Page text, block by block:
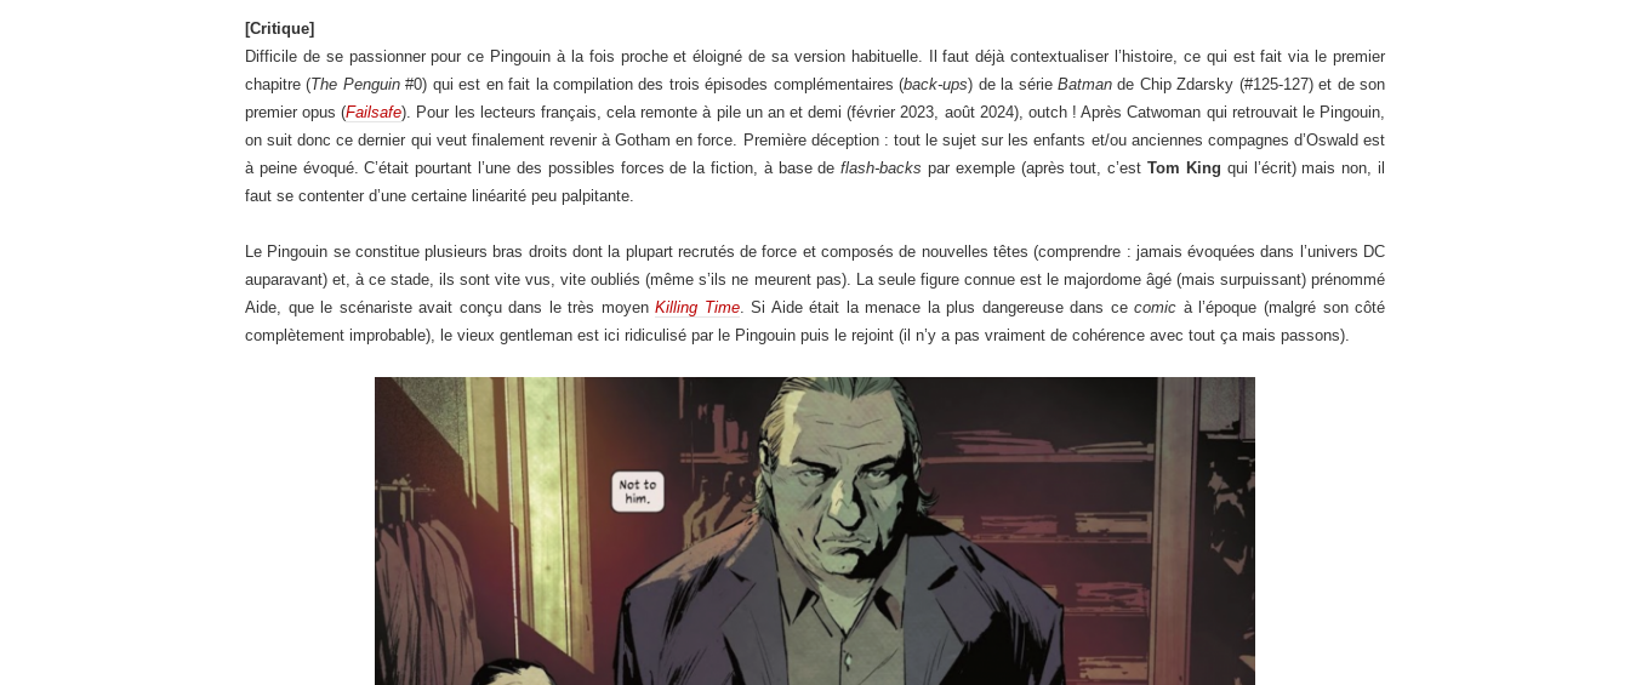
[Critique]
Difficile de se passionner pour ce Pingouin à la fois proche et éloigné de sa version habituelle. Il faut déjà contextualiser l’histoire, ce qui est fait via le premier
chapitre (The Penguin#0) qui est en fait la compilation des trois épisodes complémentaires (back-ups) de la série Batmande Chip Zdarsky (#125-127) et de son
premier opus (Failsafe). Pour les lecteurs français, cela remonte à pile un an et demi (février 2023, août 2024), outch ! Après Catwoman qui retrouvait le Pingouin,
on suit donc ce dernier qui veut finalement revenir à Gotham en force. Première déception : tout le sujet sur les enfants et/ou anciennes compagnes d’Oswald est
à peine évoqué. C’était pourtant l’une des possibles forces de la fiction, à base deflash-backs par exemple (après tout, c’estTom King qui l’écrit) mais non, il
faut se contenter d’une certaine linéarité peu palpitante.
Le Pingouin se constitue plusieurs bras droits dont la plupart recrutés de force et composés de nouvelles têtes (comprendre : jamais évoquées dans l’univers DC
auparavant) et, à ce stade, ils sont vite vus, vite oubliés (même s’ils ne meurent pas). La seule figure connue est le majordome âgé (mais surpuissant) prénommé
Aide, que le scénariste avait conçu dans le très moyenKilling Time. Si Aide était la menace la plus dangereuse dans cecomic à l’époque (malgré son côté
complètement improbable), le vieux gentleman est ici ridiculisé par le Pingouin puis le rejoint (il n’y a pas vraiment de cohérence avec tout ça mais passons).